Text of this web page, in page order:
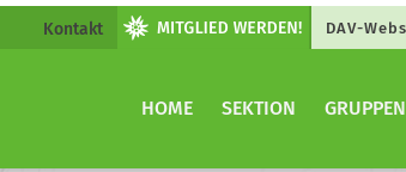
Kontakt DAV-
HOME SEKTION GRUPPEN